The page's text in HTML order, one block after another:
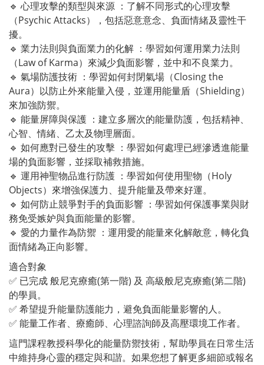
🔹 心理攻擊的類型與來源 ：了解不同形式的心理攻擊
（Psychic Attacks），包括惡意意念、負面情緒及靈性干
擾。
🔹 業力法則與負面業力的化解 ：學習如何運用業力法則
（Law of Karma）來減少負面影響，並中和不良業力。
🔹 氣場防護技術 ：學習如何封閉氣場（Closing the
Aura）以防止外來能量入侵，並運用能量盾（Shielding）
來加強防禦。
🔹 能量屏障與保護 ：建立多層次的能量防護，包括精神、
心智、情緒、乙太及物理層面。
🔹 如何應對已發生的攻擊 ：學習如何處理已經滲透進能量
場的負面影響，並採取補救措施。
🔹 運用神聖物品進行防護 ：學習如何使用聖物（Holy
Objects）來增強保護力、提升能量及帶來好運。
🔹 如何防止競爭對手的負面影響 ：學習如何保護事業與財
務免受嫉妒與負面能量的影響。
🔹 愛的力量作為防禦 ：運用愛的能量來化解敵意，轉化負
面情緒為正向影響。
適合對象
✅ 已完成 般尼克療癒(第一階) 及 高級般尼克療癒(第二階)
的學員。
✅ 希望提升能量防護能力，避免負面能量影響的人。
✅ 能量工作者、療癒師、心理諮詢師及高壓環境工作者。
這門課程教授科學化的能量防禦技術，幫助學員在日常生活
中維持身心靈的穩定與和諧。如果您想了解更多細節或報名